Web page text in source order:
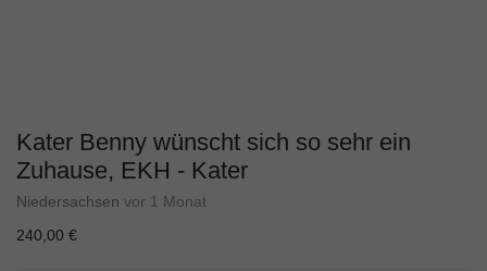
Kater Benny wünscht sich so sehr ein
Zuhause, EKH - Kater
Niedersachsen vor 1 Monat
240,00 €